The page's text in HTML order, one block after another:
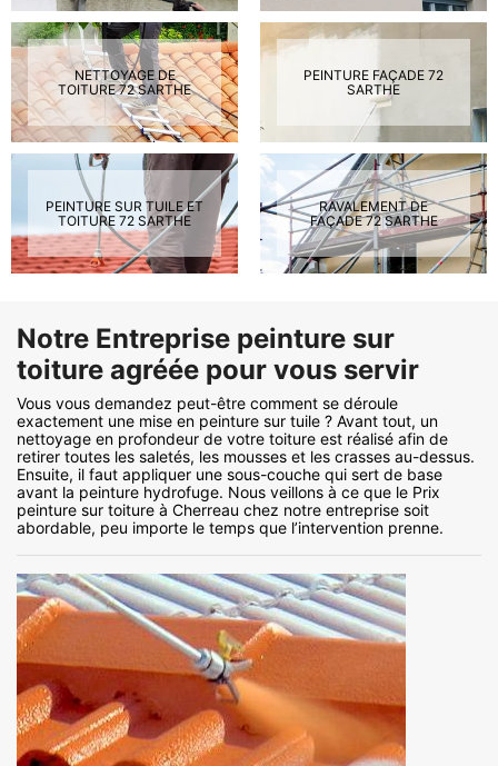
NETTOYAGE DE
TOITURE 72 SARTHE
PEINTURE FAÇADE 72
SARTHE
PEINTURE SUR TUILE ET
TOITURE 72 SARTHE
RAVALEMENT DE
FAÇADE 72 SARTHE
Notre Entreprise peinture sur
toiture agréée pour vous servir
Vous vous demandez peut-être comment se déroule
exactement une mise en peinture sur tuile ? Avant tout, un
nettoyage en profondeur de votre toiture est réalisé afin de
retirer toutes les saletés, les mousses et les crasses au-dessus.
Ensuite, il faut appliquer une sous-couche qui sert de base
avant la peinture hydrofuge. Nous veillons à ce que le Prix
peinture sur toiture à Cherreau chez notre entreprise soit
abordable, peu importe le temps que l’intervention prenne.